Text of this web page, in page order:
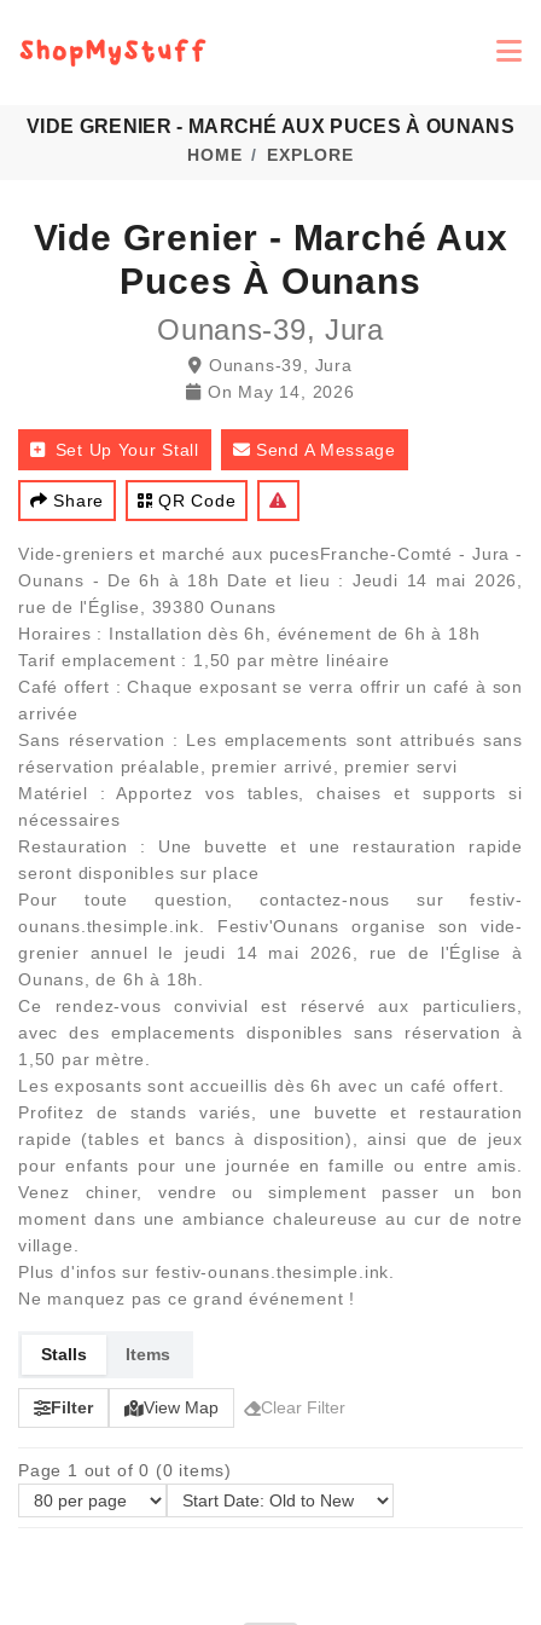
VIDE GRENIER - MARCHÉ AUX PUCES À OUNANS
HOME EXPLORE
Vide Grenier - Marché Aux
Puces À Ounans
Ounans-39, Jura
Ounans-39, Jura
On May 14, 2026
Set Up Your Stall Send A Message
Share QR Code
Vide-greniers et marché aux pucesFranche-Comté - Jura -
Ounans - De 6h à 18h Date et lieu : Jeudi 14 mai 2026,
rue de l'Église, 39380 Ounans
Horaires : Installation dès 6h, événement de 6h à 18h
Tarif emplacement : 1,50 par mètre linéaire
Café offert : Chaque exposant se verra offrir un café à son
arrivée
Sans réservation : Les emplacements sont attribués sans
réservation préalable, premier arrivé, premier servi
Matériel : Apportez vos tables, chaises et supports si
nécessaires
Restauration : Une buvette et une restauration rapide
seront disponibles sur place
Pour toute question, contactez-nous sur festiv-
ounans.thesimple.ink. Festiv'Ounans organise son vide-
grenier annuel le jeudi 14 mai 2026, rue de l'Église à
Ounans, de 6h à 18h.
Ce rendez-vous convivial est réservé aux particuliers,
avec des emplacements disponibles sans réservation à
1,50 par mètre.
Les exposants sont accueillis dès 6h avec un café offert.
Profitez de stands variés, une buvette et restauration
rapide (tables et bancs à disposition), ainsi que de jeux
pour enfants pour une journée en famille ou entre amis.
Venez chiner, vendre ou simplement passer un bon
moment dans une ambiance chaleureuse au cur de notre
village.
Plus d'infos sur festiv-ounans.thesimple.ink.
Ne manquez pas ce grand événement !
Stalls Items
Filter View Map Clear Filter
Page 1 out of 0 (0 items)